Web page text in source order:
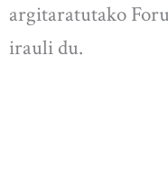
argitaratutako
irauli du.